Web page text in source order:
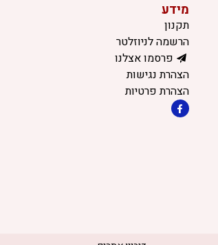
מידע
תקנון
הרשמה לניוזלטר
פרסמו אצלנו
הצהרת נגישות
הצהרת פרטיות